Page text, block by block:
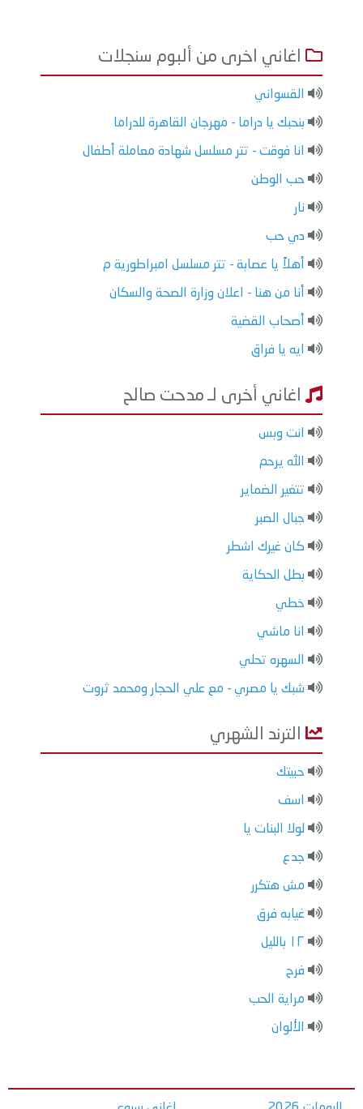
اغاني اخرى من ألبوم سنجلات
القسواني
بنحبك يا دراما - مهرجان القاهرة للدراما
انا فوقت - تتر مسلسل شهادة معاملة أطفال
حب الوطن
نار
دي حب
أهلاً يا عصابة - تتر مسلسل امبراطورية م
أنا من هنا - اعلان وزارة الصحة والسكان
أصحاب القضية
ايه يا فراق
اغاني أخرى لـ مدحت صالح
انت وبس
الله يرحم
تتغير الضماير
جبال الصبر
كان غيرك اشطر
بطل الحكاية
خطي
انا ماشي
السهره تحلي
شبك يا مصري - مع علي الحجار ومحمد ثروت
الترند الشهري
حبيتك
اسف
لولا البنات يا
جدع
مش هتكرر
غيابه فرق
١٢ بالليل
فرح
مراية الحب
الألوان